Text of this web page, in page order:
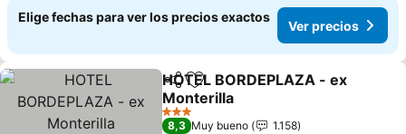
Elige fechas para ver los precios exactos
Ver precios
CompartirAgregar a favoritos
HOTEL BORDEPLAZA - ex
Monterilla
Ver precios
3 Estrellas
8,3 Muy bueno
1.158